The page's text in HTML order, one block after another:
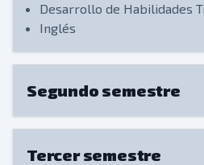
Desarrollo de Habilidades
Inglés
Segundo semestre
Tercer semestre